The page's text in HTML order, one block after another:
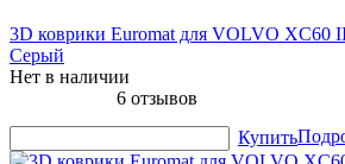
3D коврики Euromat для VOLVO XC60
Серый
Нет в наличии
6 отзывов
Купить